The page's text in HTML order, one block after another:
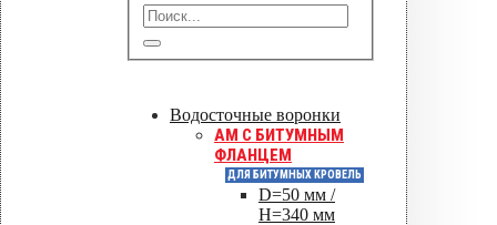
Водосточные воронки
AM C БИТУМНЫМ
ФЛАНЦЕМ
ДЛЯ БИТУМНЫХ КРОВЕЛЬ
D=50 мм /
H=340 мм
Сохранить PDF
Оставить заявку